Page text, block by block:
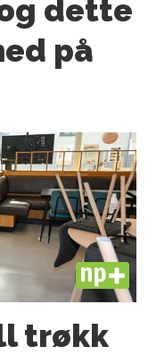
dette
på
PLUS
trøkk